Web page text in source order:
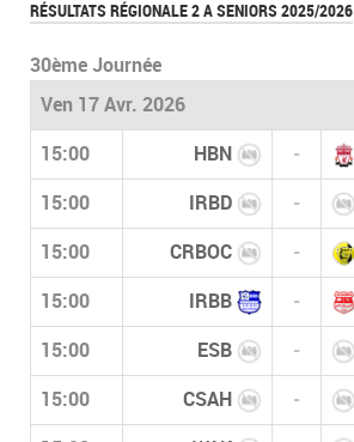
RÉSULTATS RÉGIONALE 2 A SENIORS 2025/2026
30ème Journée
Ven 17 Avr. 2026
15:00 HBN -
15:00 IRBD -
15:00 CRBOC -
15:00 IRBB -
15:00 ESB -
15:00 CSAH -